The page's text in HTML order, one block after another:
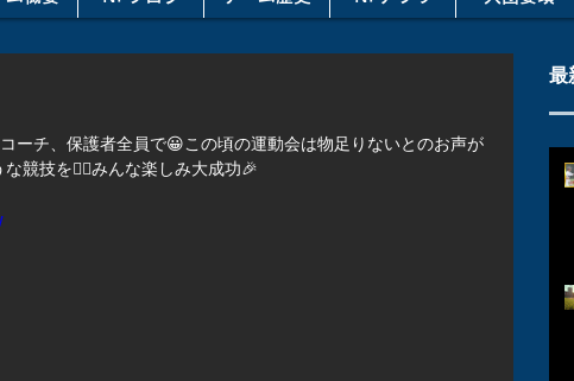
コーチ、保護者全員で😀この頃の運動会は物足りないとのお声が
競技を🏃‍♂️みんな楽しみ大成功🎉
最